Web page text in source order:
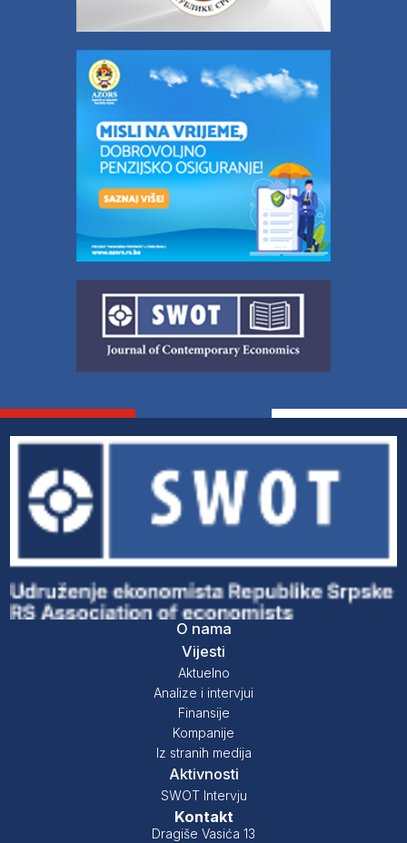
O nama
Vijesti
Aktuelno
Analize i intervjui
Finansije
Kompanije
Iz stranih medija
Aktivnosti
SWOT Intervju
Kontakt
Dragiše Vasića 13